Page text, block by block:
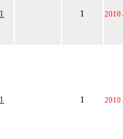
1 2010
1 2010